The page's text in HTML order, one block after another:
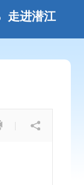
走进潜江
|